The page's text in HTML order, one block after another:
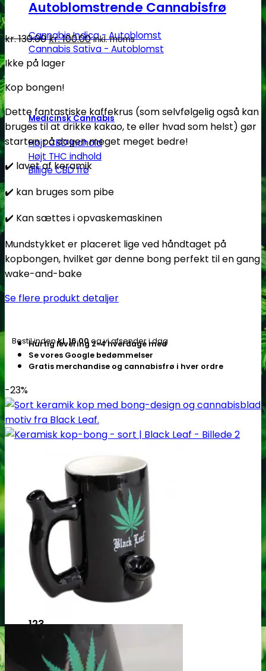
Autoblomstrende Cannabisfrø
Cannabis Indica - Autoblomst
Cannabis Sativa - Autoblomst
Medicinsk Cannabis
Højt CBD indhold
Højt THC indhold
Billige CBD frø
Cannabisavlere -og brands
Se Alle Brands
123
00 Seeds
710 Genetics
kr.130.00Den
oprindelige
pris
var:
kr. 130.00.
kr.100.00Den
aktuelle
Inkl. moms
Ikke på lager
Kop bongen!
Dette fantastiske kaffekrus (som selvfølgelig også kan
bruges til at drikke kakao, te eller hvad som helst) gør
starten på dagen meget meget bedre!
✔️️ lavet af keramik
✔️️ kan bruges som pibe
✔️️ Kan sættes i opvaskemaskinen
Mundstykket er placeret lige ved håndtaget på
kopbongen, hvilket gør denne bong perfekt til en gang
wake-and-bake
Se flere produkt detaljer
Bestil indenkl. 16.00og vi afsender i dag
Hurtig levering 2-4 hverdage med
Se vores Google bedømmelser
Gratis merchandise og cannabisfrø i hver ordre
-23%